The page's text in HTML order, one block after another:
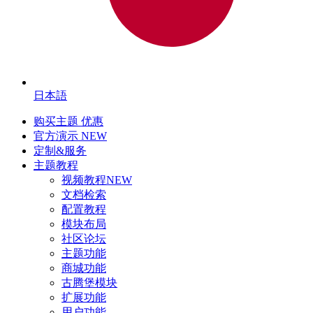
日本語
购买主题 优惠
官方演示 NEW
定制&服务
主题教程
视频教程NEW
文档检索
配置教程
模块布局
社区论坛
主题功能
商城功能
古腾堡模块
扩展功能